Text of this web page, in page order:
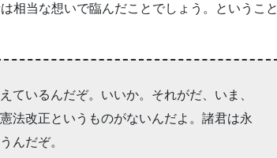
相当な想いで臨んだことでしょう。ということ
ているんだぞ。いいか。それがだ、いま、
法改正というものがないんだよ。諸君は永
んだぞ。